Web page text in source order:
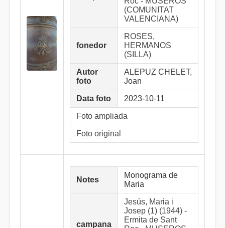
(COMUNITAT
VALENCIANA)
fonedor
ROSES,
HERMANOS
(SILLA)
Autor
foto
ALEPUZ CHELET,
Joan
Data foto 2023-10-11
Foto ampliada
Foto original
Notes
Monograma de
Maria
campana
Jesús, Maria i
Josep (1) (1944) -
Ermita de Sant